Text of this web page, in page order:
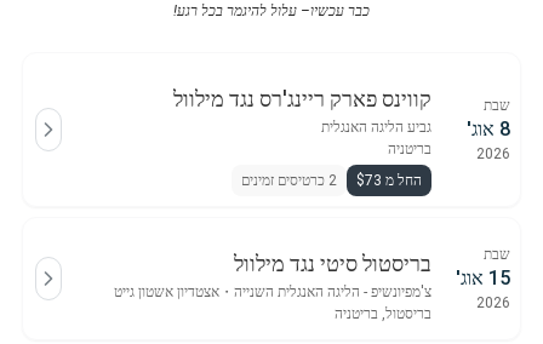
כבר עכשיו– עלול להיגמר בכל רגע!
שבת
8 אוג'
2026
קווינס פארק ריינג'רס נגד מילוול
גביע הליגה האנגלית
בריטניה
החל מ $73
2 כרטיסים זמינים
שבת
15 אוג'
2026
בריסטול סיטי נגד מילוול
צ'מפיונשיפ - הליגה האנגלית השנייה ・ אצטדיון אשטון גייט
בריסטול, בריטניה